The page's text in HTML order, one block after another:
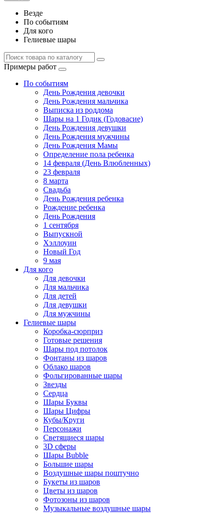
Везде
По событиям
Для кого
Гелиевые шары
Примеры работ
По событиям
День Рождения девочки
День Рождения мальчика
Выписка из роддома
Шары на 1 Годик (Годовасие)
День Рождения девушки
День Рождения мужчины
День Рождения Мамы
Определение пола ребенка
14 февраля (День Влюбленных)
23 февраля
8 марта
Свадьба
День Рождения ребенка
Рождение ребенка
День Рождения
1 сентября
Выпускной
Хэллоуин
Новый Год
9 мая
Для кого
Для девочки
Для мальчика
Для детей
Для девушки
Для мужчины
Гелиевые шары
Коробка-сюрприз
Готовые решения
Шары под потолок
Фонтаны из шаров
Облако шаров
Фольгированные шары
Звезды
Сердца
Шары Буквы
Шары Цифры
Кубы/Круги
Персонажи
Светящиеся шары
3D сферы
Шары Bubble
Большие шары
Воздушные шары поштучно
Букеты из шаров
Цветы из шаров
Фотозоны из шаров
Музыкальные воздушные шары